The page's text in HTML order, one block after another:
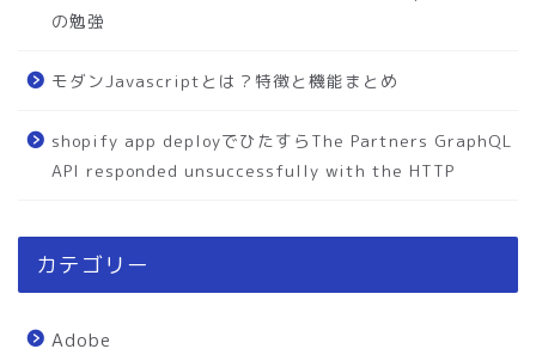
の勉強
モダンJavascriptとは？特徴と機能まとめ
shopify app deployでひたすらThe Partners GraphQL
API responded unsuccessfully with the HTTP
カテゴリー
Adobe